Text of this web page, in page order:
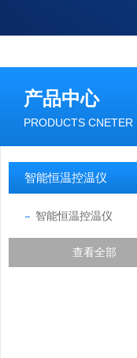
产品中心
PRODUCTS CNETER
智能恒温控温仪
智能恒温控温仪
查看全部